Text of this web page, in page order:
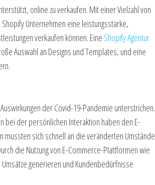
online zu verkaufen. Mit einer Vielzahl von
Unternehmen eine leistungsstarke,
verkaufen können. Eine Shopify Agentur
Auswahl an Designs und Templates, und eine
der Covid-19-Pandemie unterstrichen.
bei der persönlichen Interaktion haben den E-
mussten sich schnell an die veränderten Umstände
die Nutzung von E-Commerce-Plattformen wie
generieren und Kundenbedürfnisse